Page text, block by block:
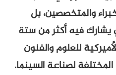
والمتخصصين، بل
يشارك فيه أكثر من ستة
للعلوم والفنون
المختلفة لصناعة السينما.